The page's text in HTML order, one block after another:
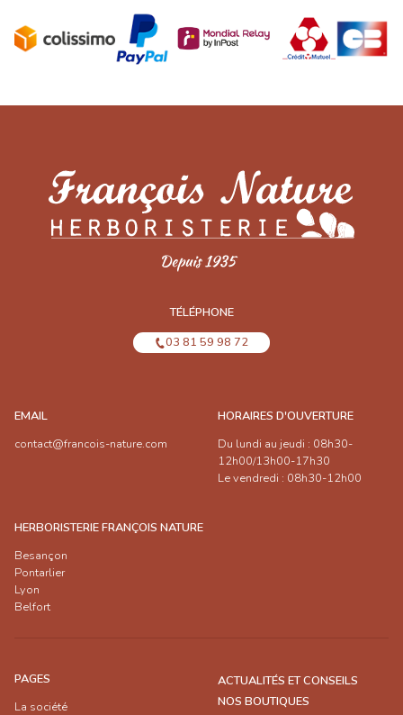
TÉLÉPHONE
03 81 59 98 72
EMAIL
contact@francois-nature.com
HORAIRES D'OUVERTURE
Du lundi au jeudi : 08h30-
12h00/13h00-17h30
Le vendredi : 08h30-12h00
HERBORISTERIE FRANÇOIS NATURE
Besançon
Pontarlier
Lyon
Belfort
PAGES
La société
ACTUALITÉS ET CONSEILS
NOS BOUTIQUES